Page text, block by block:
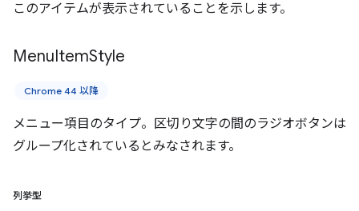
このアイテムが表示されていることを示します。
MenuItemStyle
Chrome 44 以降
メニュー項目のタイプ。区切り文字の間のラジオボタンは
グループ化されているとみなされます。
列挙型